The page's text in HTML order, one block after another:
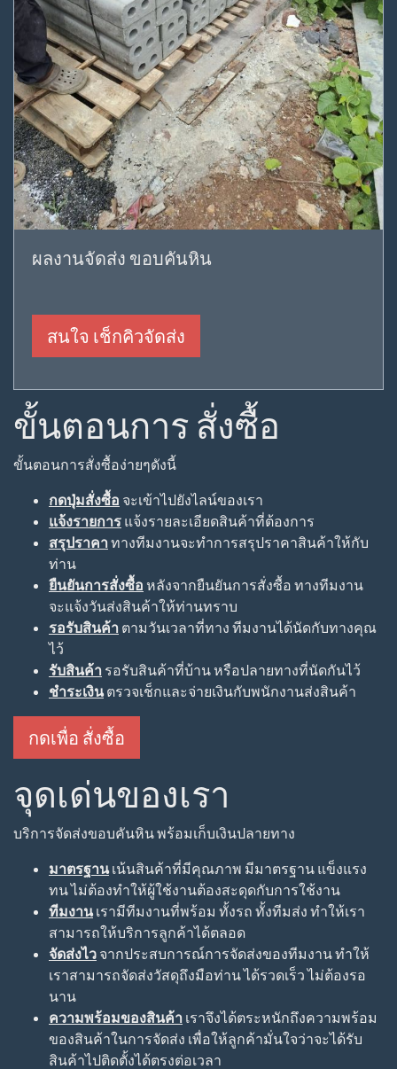
ผลงานจัดส่ง ขอบคันหิน
สนใจ เช็กคิวจัดส่ง
ขั้นตอนการ สั่งซื้อ
ขั้นตอนการสั่งซื้อง่ายๆดังนี้
กดปุ่มสั่งซื้อ จะเข้าไปยังไลน์ของเรา
แจ้งรายการ แจ้งรายละเอียดสินค้าที่ต้องการ
สรุปราคา ทางทีมงานจะทำการสรุปราคาสินค้าให้กับ
ท่าน
ยืนยันการสั่งซื้อ หลังจากยืนยันการสั่งซื้อ ทางทีมงาน
จะแจ้งวันส่งสินค้าให้ท่านทราบ
รอรับสินค้า ตามวันเวลาที่ทาง ทีมงานได้นัดกับทางคุณ
ไว้
รับสินค้า รอรับสินค้าที่บ้าน หรือปลายทางที่นัดกันไว้
ชำระเงินตรวจเช็กและจ่ายเงินกับพนักงานส่งสินค้า
กดเพื่อ สั่งซื้อ
จุดเด่นของเรา
บริการจัดส่งขอบคันหิน พร้อมเก็บเงินปลายทาง
มาตรฐานเน้นสินค้าที่มีคุณภาพ มีมาตรฐาน แข็งแรง
ทน ไม่ต้องทำให้ผู้ใช้งานต้องสะดุดกับการใช้งาน
ทีมงานเรามีทีมงานที่พร้อม ทั้งรถ ทั้งทีมส่ง ทำให้เรา
สามารถให้บริการลูกค้าได้ตลอด
จัดส่งไว จากประสบการณ์การจัดส่งของทีมงาน ทำให้
เราสามารถจัดส่งวัสดุถึงมือท่าน ได้รวดเร็ว ไม่ต้องรอ
นาน
ความพร้อมของสินค้า เราจึงได้ตระหนักถึงความพร้อม
ของสินค้าในการจัดส่ง เพื่อให้ลูกค้ามั่นใจว่าจะได้รับ
สินค้าไปติดตั้งได้ตรงต่อเวลา